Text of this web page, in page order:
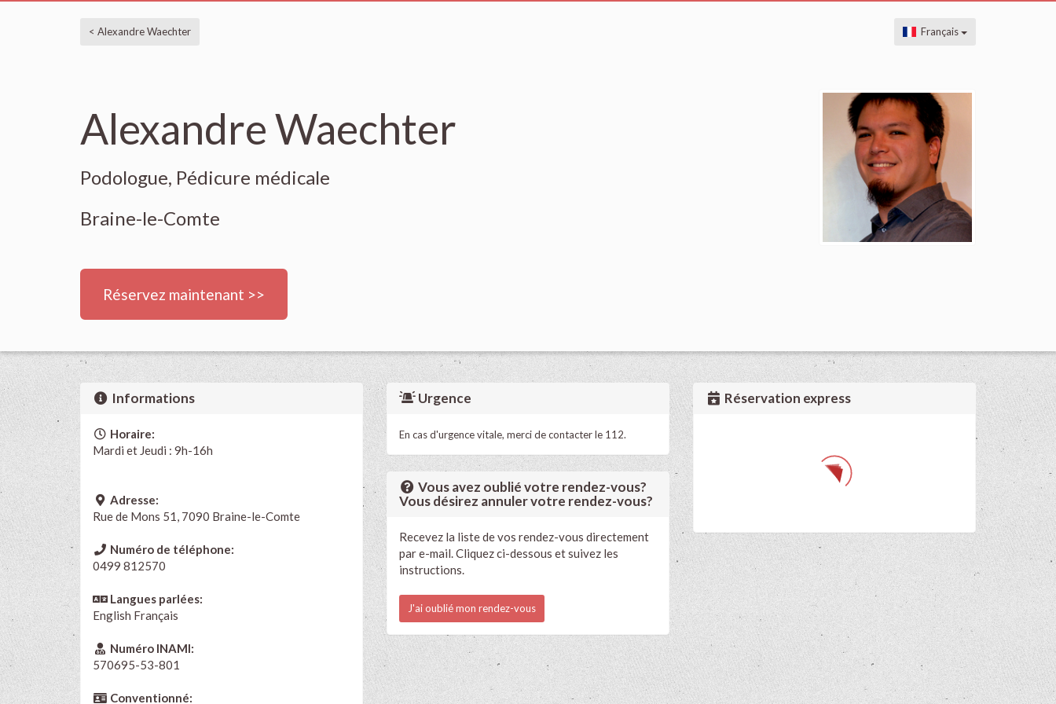
< Alexandre Waechter Français
Alexandre Waechter
Podologue, Pédicure médicale
Braine-le-Comte
Réservez maintenant >>
Informations
Horaire:
Mardi et Jeudi : 9h-16h
Adresse:
Rue de Mons 51, 7090 Braine-le-Comte
Numéro de téléphone:
0499 812570
Langues parlées:
English Français
Numéro INAMI:
570695-53-801
Conventionné:
Urgence
En cas d'urgence vitale, merci de contacter le 112.
Vous avez oublié votre rendez-vous?
Vous désirez annuler votre rendez-vous?
Recevez la liste de vos rendez-vous directement
par e-mail. Cliquez ci-dessous et suivez les
instructions.
J'ai oublié mon rendez-vous
Réservation express